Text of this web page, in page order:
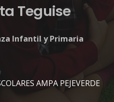
Teguise
Infantil y Primaria
AMPA PEJEVERDE